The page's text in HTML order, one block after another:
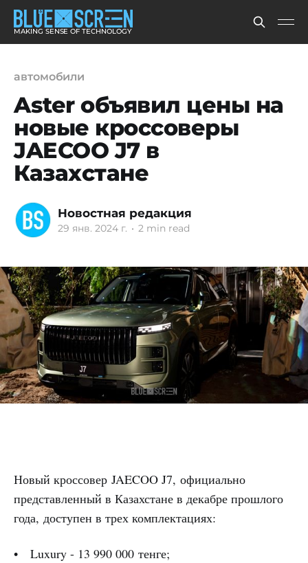
MAKING SENSE OF TECHNOLOGY
автомобили
Aster объявил цены на
новые кроссоверы
JAECOO J7 в
Казахстане
Новостная редакция
29 янв. 2024 г. • 2 min read
Новый кроссовер JAECOO J7, официально
представленный в Казахстане в декабре прошлого
года, доступен в трех комплектациях:
• Luxury - 13 990 000 тенге;